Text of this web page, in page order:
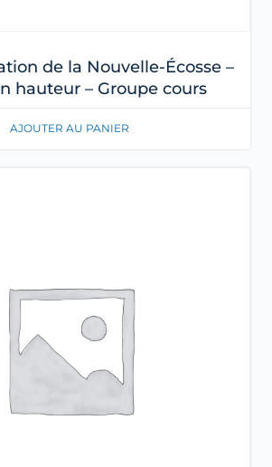
de la Nouvelle-Écosse –
hauteur – Groupe cours
AJOUTER AU PANIER